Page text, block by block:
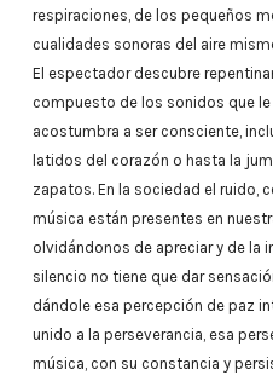
respiraciones, de los pequeños
cualidades sonoras del aire
El espectador descubre
compuesto de los sonidos que le
acostumbra a ser consciente,
latidos del corazón o hasta la
zapatos. En la sociedad el ruido,
música están presentes en
olvidándonos de apreciar y de la
silencio no tiene que dar
dándole esa percepción de paz
unido a la perseverancia, esa
música, con su constancia y